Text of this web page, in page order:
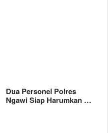
Dua Personel Polres
Ngawi Siap Harumkan …